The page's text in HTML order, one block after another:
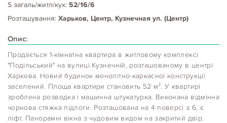
S загаль/житл/кух: 52/16/6
Розташування: Харьков, Центр, Кузнечная ул. (Центр)
Опис:
Продається 1-кімнатна квартира в житловому комплексі
"Подільський" на вулиці Кузнечній, розташованому в центрі
Харкова. Новий будинок монолітно-каркасної конструкції
заселений. Площа квартири становить 52 м². У квартирі
зроблена розводка і машинна штукатурка. Виконана відмінна
чорнова стяжка підлоги. Розташована на 4 поверсі з 6, є
ліфт. Панорамні вікна з чудовим видом на закритий двір.